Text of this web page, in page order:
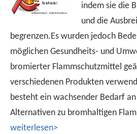
indem sie die
und die
begrenzen.Es wurden jedoch
möglichen Gesundheits- und
bromierter Flammschutzmittel
verschiedenen Produkten
besteht ein wachsender Bedarf
Alternativen zu bromhaltigen
weiterlesen>